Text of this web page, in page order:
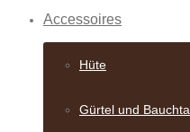
Accessoires
Hüte
Gürtel und